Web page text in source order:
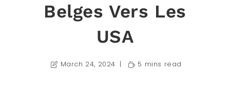
Belges Vers Les
USA
March 24, 2024 5 mins read